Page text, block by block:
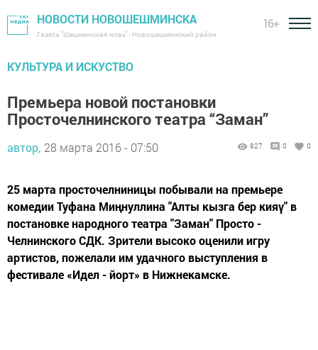
НОВОСТИ НОВОШЕШМИНСКА
Газета "Шешминская новь" - Новошешминский район
16+
КУЛЬТУРА И ИСКУСТВО
Премьера новой постановки
Просточелнинского театра “Заман”
автор, 28 марта 2016 - 07:50 827 0 0
25 марта просточелниницы побывали на премьере
комедии Туфана Миңнуллина "Алты кызга бер кияү" в
постановке народного театра "Заман" Просто -
Челнинского СДК. Зрители высоко оценили игру
артистов, пожелали им удачного выступления в
фестивале «Идел - йорт» в Нижнекамске.